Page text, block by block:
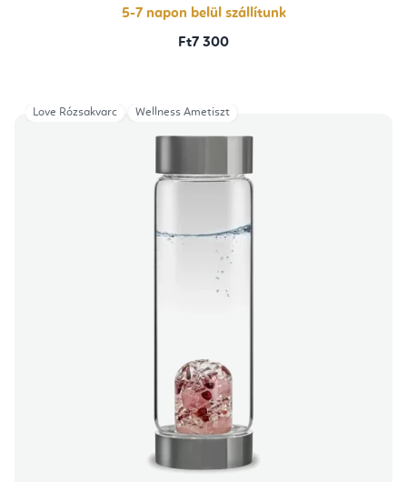
csillag.
5-7 napon belül szállítunk
Ft7 300
Love Rózsakvarc Wellness Ametiszt